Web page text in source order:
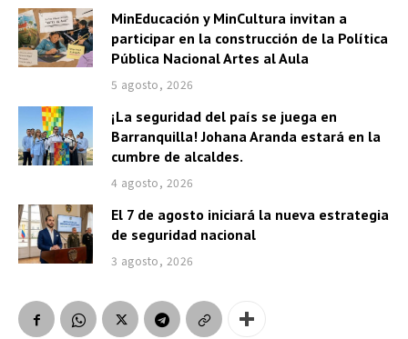
MinEducación y MinCultura invitan a
participar en la construcción de la Política
Pública Nacional Artes al Aula
5 agosto, 2026
¡La seguridad del país se juega en
Barranquilla! Johana Aranda estará en la
cumbre de alcaldes.
4 agosto, 2026
El 7 de agosto iniciará la nueva estrategia
de seguridad nacional
3 agosto, 2026